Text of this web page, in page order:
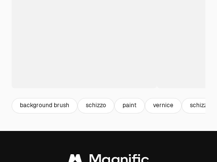
background brush schizzo paint vernice schizzi